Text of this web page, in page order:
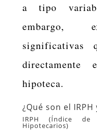
a tipo
embargo,
significativas
hipoteca.
¿Qué son el
IRPH (Índice de
Hipotecarios)